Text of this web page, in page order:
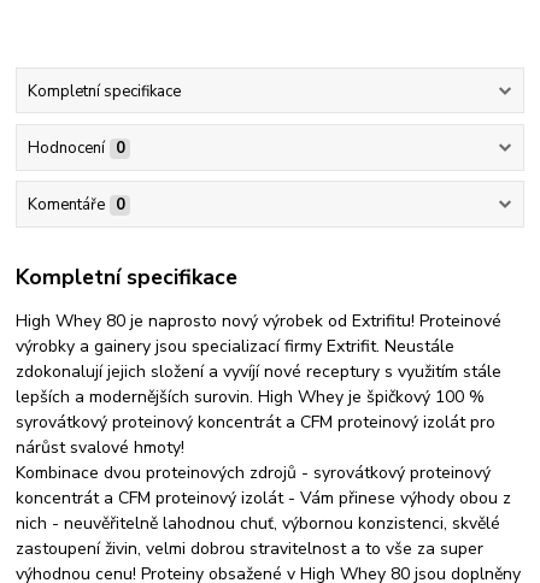
Kompletní specifikace
Hodnocení 0
Komentáře 0
Kompletní specifikace
High Whey 80 je naprosto nový výrobek od Extrifitu! Proteinové
výrobky a gainery jsou specializací firmy Extrifit. Neustále
zdokonalují jejich složení a vyvíjí nové receptury s využitím stále
lepších a modernějších surovin. High Whey je špičkový 100 %
syrovátkový proteinový koncentrát a CFM proteinový izolát pro
nárůst svalové hmoty!
Kombinace dvou proteinových zdrojů - syrovátkový proteinový
koncentrát a CFM proteinový izolát - Vám přinese výhody obou z
nich - neuvěřitelně lahodnou chuť, výbornou konzistenci, skvělé
zastoupení živin, velmi dobrou stravitelnost a to vše za super
výhodnou cenu! Proteiny obsažené v High Whey 80 jsou doplněny